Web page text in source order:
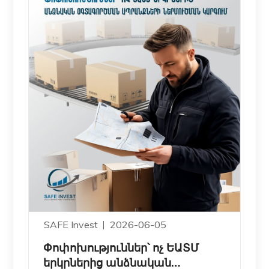
SAFE Invest 2026-06-05
Փոփոխություններ՝ ոչ ԵԱՏՄ
երկրներից անձնական